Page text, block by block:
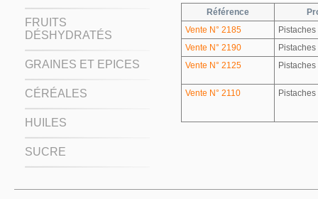
FRUITS
DÉSHYDRATÉS
GRAINES ET EPICES
CÉRÉALES
HUILES
SUCRE
Référence
Vente N° 2185
Pistaches
Vente N° 2190
Pistaches
Vente N° 2125
Pistaches
Vente N° 2110 Pistaches